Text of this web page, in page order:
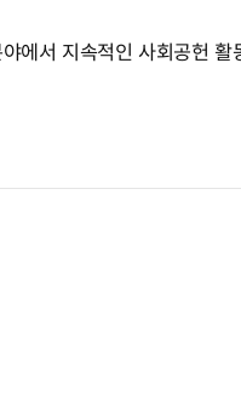
에서 지속적인 사회공헌 활